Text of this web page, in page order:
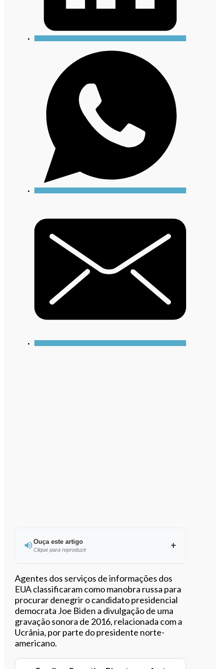
Ouça este artigo
Clique para reproduzir
Ouvir este artigo
Agentes dos serviços de informações dos
EUA classificaram como manobra russa para
procurar denegrir o candidato presidencial
democrata Joe Biden a divulgação de uma
gravação sonora de 2016, relacionada com a
Ucrânia, por parte do presidente norte-
americano.